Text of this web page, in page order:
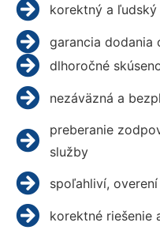
korektný a
garancia dodania
dlhoročné
nezáväzná a
preberanie
služby
spoľahliví,
korektné riešenie